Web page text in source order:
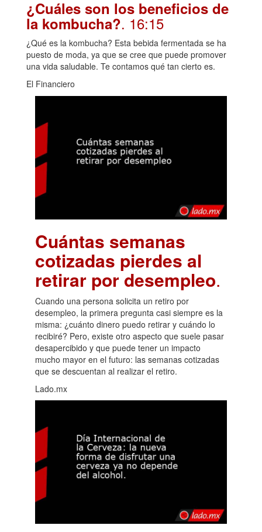
¿Cuáles son los beneficios de
la kombucha?. 16:15
¿Qué es la kombucha? Esta bebida fermentada se ha
puesto de moda, ya que se cree que puede promover
una vida saludable. Te contamos qué tan cierto es.
El Financiero
Cuántas semanas
cotizadas pierdes al
retirar por desempleo.
Cuando una persona solicita un retiro por
desempleo, la primera pregunta casi siempre es la
misma: ¿cuánto dinero puedo retirar y cuándo lo
recibiré? Pero, existe otro aspecto que suele pasar
desapercibido y que puede tener un impacto
mucho mayor en el futuro: las semanas cotizadas
que se descuentan al realizar el retiro.
Lado.mx